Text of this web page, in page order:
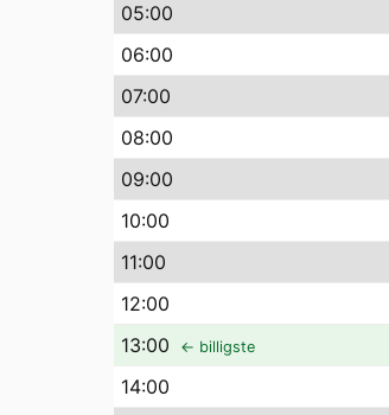
05:00
06:00
07:00
08:00
09:00
10:00
11:00
12:00
13:00 ← billigste
14:00